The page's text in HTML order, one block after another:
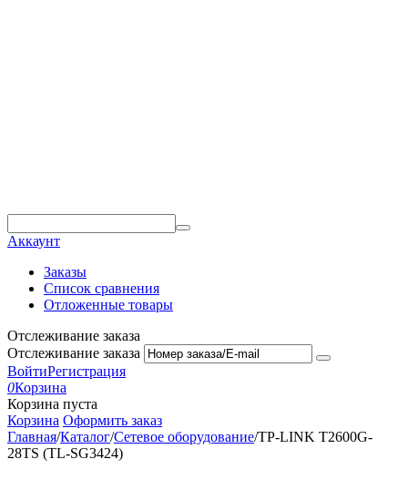
Аккаунт
Заказы
Список сравнения
Отложенные товары
Отслеживание заказа
Отслеживание заказа
ВойтиРегистрация
0Корзина
Корзина пуста
Корзина Оформить заказ
Главная/Каталог/Сетевое оборудование/TP-LINK T2600G-
28TS (TL-SG3424)